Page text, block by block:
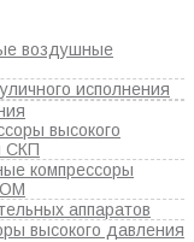
воздушные
исполнения
высокого
СКП
компрессоры
аппаратов
высокого давления